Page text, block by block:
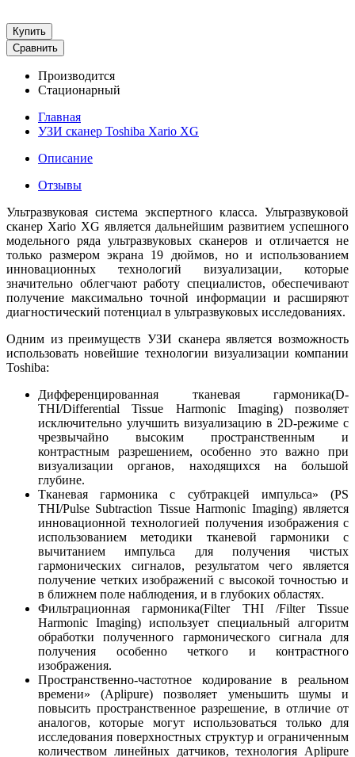
Купить
Сравнить
Производится
Стационарный
Главная
УЗИ сканер Toshiba Xario XG
Описание
Отзывы
Ультразвуковая система экспертного класса. Ультразвуковой
сканер Xario XG является дальнейшим развитием успешного
модельного ряда ультразвуковых сканеров и отличается не
только размером экрана 19 дюймов, но и использованием
инновационных технологий визуализации, которые
значительно облегчают работу специалистов, обеспечивают
получение максимально точной информации и расширяют
диагностический потенциал в ультразвуковых исследованиях.
Одним из преимуществ УЗИ сканера является возможность
использовать новейшие технологии визуализации компании
Toshiba:
Дифференцированная тканевая гармоника(D-
THI/Differential Tissue Harmonic Imaging) позволяет
исключительно улучшить визуализацию в 2D-режиме с
чрезвычайно высоким пространственным и
контрастным разрешением, особенно это важно при
визуализации органов, находящихся на большой
глубине.
Тканевая гармоника с субтракцей импульса» (PS
THI/Pulse Subtraction Tissue Harmonic Imaging) является
инновационной технологией получения изображения с
использованием методики тканевой гармоники с
вычитанием импульса для получения чистых
гармонических сигналов, результатом чего является
получение четких изображений с высокой точностью и
в ближнем поле наблюдения, и в глубоких областях.
Фильтрационная гармоника(Filter THI /Filter Tissue
Harmonic Imaging) использует специальный алгоритм
обработки полученного гармонического сигнала для
получения особенно четкого и контрастного
изображения.
Пространственно-частотное кодирование в реальном
времени» (Aplipure) позволяет уменьшить шумы и
повысить пространственное разрешение, в отличие от
аналогов, которые могут использоваться только для
исследования поверхностных структур и ограниченным
количеством линейных датчиков, технология Aplipure